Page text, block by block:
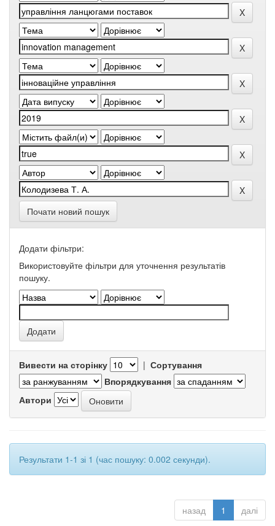
Почати новий пошук
Додати фільтри:
Використовуйте фільтри для уточнення результатів
пошуку.
Вивести на сторінку | Сортування
Впорядкування
Автори
Результати 1-1 зі 1 (час пошуку: 0.002 секунди).
назад 1 далі